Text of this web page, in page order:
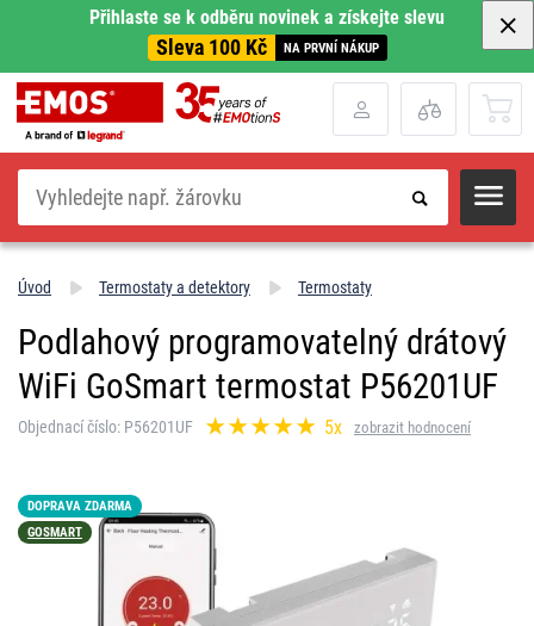
Přihlaste se k odběru novinek a získejte slevu
Sleva 100 Kč NA PRVNÍ NÁKUP
Hledat
Úvod Termostaty a detektory Termostaty
Podlahový programovatelný drátový
WiFi GoSmart termostat P56201UF
Objednací číslo: P56201UF 5x zobrazit hodnocení
DOPRAVA ZDARMA
GOSMART